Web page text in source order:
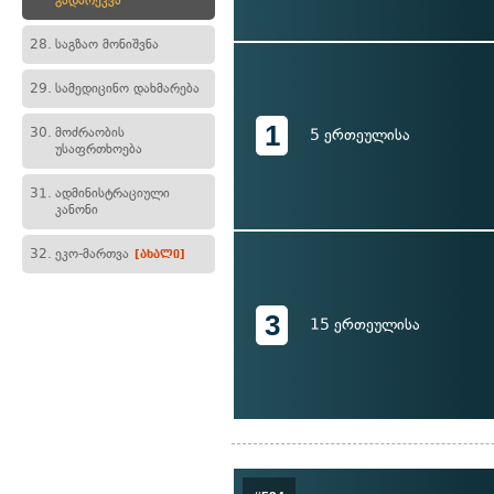
28. საგზაო მონიშვნა
29. სამედიცინო დახმარება
30. მოძრაობის
უსაფრთხოება
31. ადმინისტრაციული
კანონი
32. ეკო-მართვა [ახალი]
1 5 ერთეულისა
3 15 ერთეულისა